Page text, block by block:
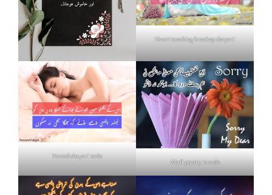
Heart touching breakup shayari
Neend shayari urdu
Mafi poetry in urdu